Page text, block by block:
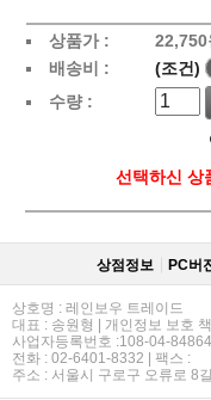
상품가 : 22,750
배송비 :
(조건)
수량 :
선택하신 상
상점정보 PC버
상호명 : 레인보우 트레이드
대표 : 송원형 | 개인정보 보호
사업자등록번호 :108-04-
전화 : 02-6401-8332 | 팩스 :
주소 : 서울시 구로구 오류로 8